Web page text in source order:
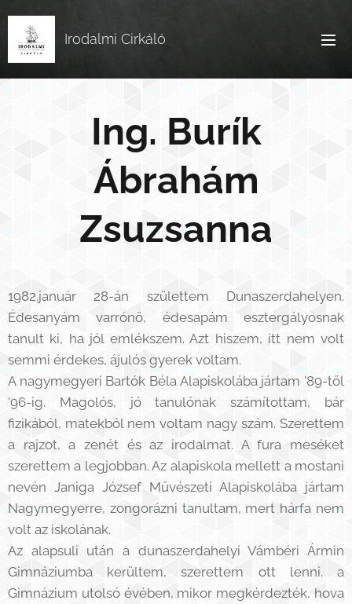
Irodalmi Cirkáló
Ing. Burík
Ábrahám
Zsuzsanna
1982.január 28-án születtem Dunaszerdahelyen.
Édesanyám varrónő, édesapám esztergályosnak
tanult ki, ha jól emlékszem. Azt hiszem, itt nem volt
semmi érdekes, ájulós gyerek voltam.
A nagymegyeri Bartók Béla Alapiskolába jártam '89-től
'96-ig. Magolós, jó tanulónak számítottam, bár
fizikából, matekból nem voltam nagy szám. Szerettem
a rajzot, a zenét és az irodalmat. A fura meséket
szerettem a legjobban. Az alapiskola mellett a mostani
nevén Janiga József Művészeti Alapiskolába jártam
Nagymegyerre, zongorázni tanultam, mert hárfa nem
volt az iskolának.
Az alapsuli után a dunaszerdahelyi Vámbéri Ármin
Gimnáziumba kerültem, szerettem ott lenni. a
Gimnázium utolsó évében, mikor megkérdezték, hova